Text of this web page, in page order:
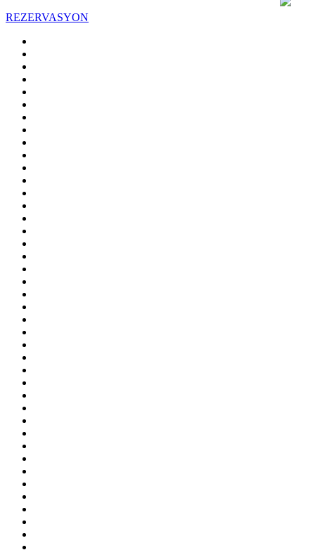
REZERVASYON